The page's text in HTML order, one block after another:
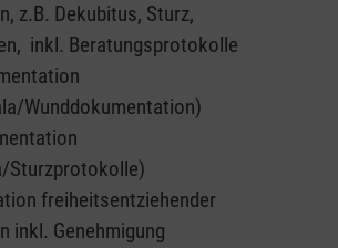
z.B. Dekubitus, Sturz,
inkl. Beratungsprotokolle
Wunddokumentation)
Sturzprotokolle)
freiheitsentziehender
inkl. Genehmigung